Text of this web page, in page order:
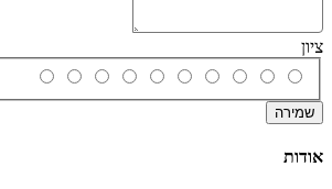
ציון
שמירה
אודות